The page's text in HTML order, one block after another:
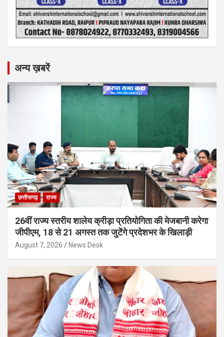
अन्य ख़बरें
छत्तीसगढ़ राज्य
26वीं राज्य स्तरीय शालेय क्रीड़ा प्रतियोगिता की मेजबानी करेगा
जीपीएम, 18 से 21 अगस्त तक जुटेंगे प्रदेशभर के खिलाड़ी
August 7, 2026 News Desk